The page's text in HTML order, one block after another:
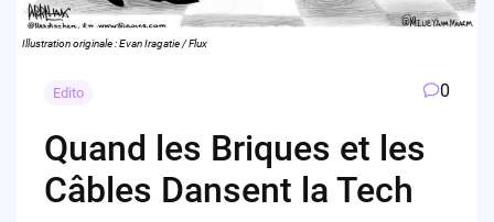
Illustration originale : Evan Iragatie / Flux
Edito 0
Quand les Briques et les
Câbles Dansent la Tech